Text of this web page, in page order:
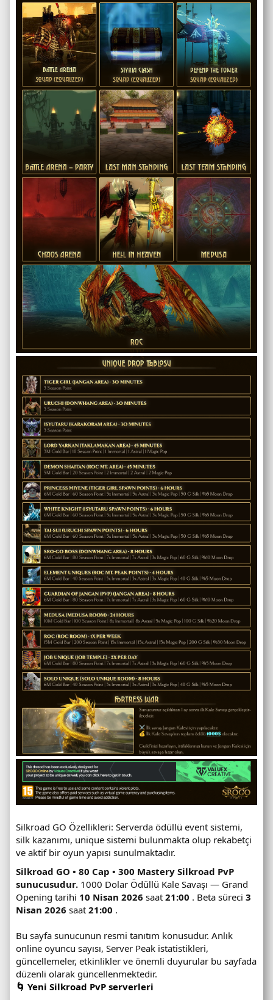
Silkroad GO Özellikleri: Serverda ödüllü event sistemi,
silk kazanımı, unique sistemi bulunmakta olup rekabetçi
ve aktif bir oyun yapısı sunulmaktadır.
Silkroad GO • 80 Cap • 300 Mastery Silkroad PvP
sunucusudur. 1000 Dolar Ödüllü Kale Savaşı — Grand
Opening tarihi 10 Nisan 2026 saat 21:00 . Beta süreci 3
Nisan 2026 saat 21:00 .
Bu sayfa sunucunun resmi tanıtım konusudur. Anlık
online oyuncu sayısı, Server Peak istatistikleri,
güncellemeler, etkinlikler ve önemli duyurular bu sayfada
düzenli olarak güncellenmektedir.
🌀 Yeni Silkroad PvP serverleri